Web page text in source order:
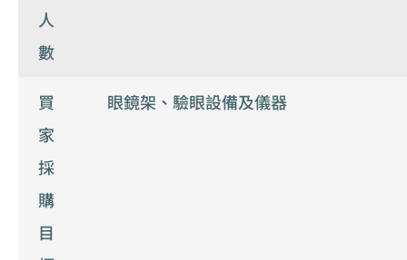
人
數
買
家
採
購
目
眼鏡架、驗眼設備及儀器